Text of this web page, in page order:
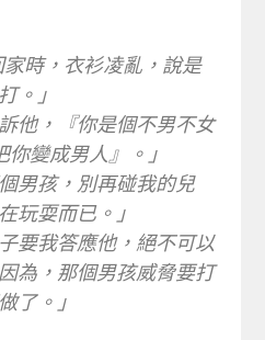
時，衣衫凌亂，說是
。」
他，『你是個不男不女
你變成男人』。」
男孩，別再碰我的兒
玩耍而已。」
要我答應他，絕不可以
為，那個男孩威脅要打
了。」